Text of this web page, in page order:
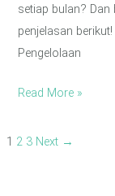
setiap bulan?
penjelasan
Pengelolaan
Read More »
1 2 3 Next →